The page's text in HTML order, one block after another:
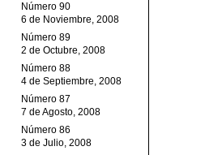
Número 90
6 de Noviembre, 2008
Número 89
2 de Octubre, 2008
Número 88
4 de Septiembre, 2008
Número 87
7 de Agosto, 2008
Número 86
3 de Julio, 2008